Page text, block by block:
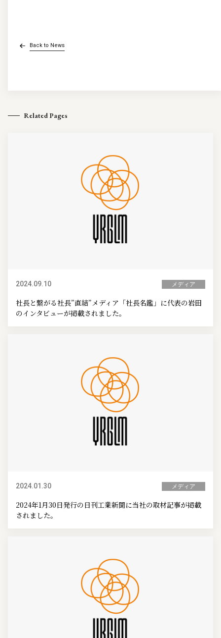
Back to News
Related Pages
2024.09.10 メディア
社長と繋がる社長”直結”メディア「社長名鑑」に代表の岩田
のインタビューが掲載されました。
2024.01.30 メディア
2024年1月30日発行の日刊工業新聞に当社の取材記事が掲載
されました。